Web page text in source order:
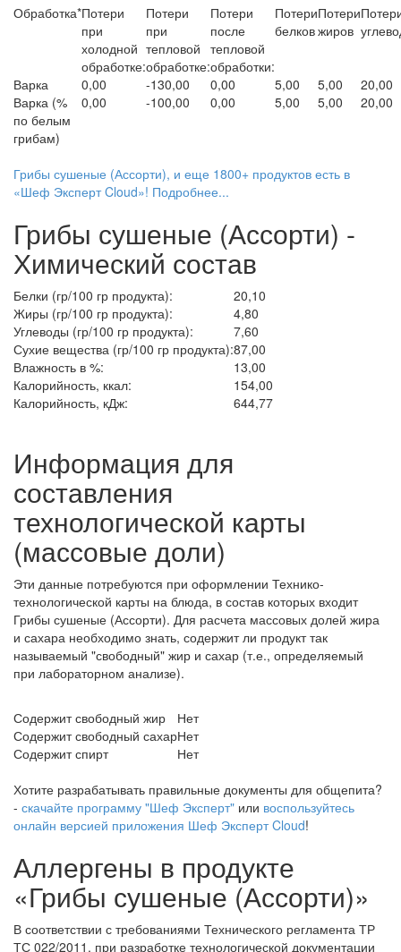
Обработка*Потери
при
холодной
обработке:
Потери
при
тепловой
обработке:
Потери
после
тепловой
обработки:
Потери
белков
Потери
жиров
Варка 0,00 -130,00 0,00 5,00 5,00
20,00
Варка (%
по белым
грибам)
0,00 -100,00 0,00 5,00 5,00 20,00
Грибы сушеные (Ассорти), и еще 1800+ продуктов есть в
«Шеф Эксперт Cloud»! Подробнее...
Грибы сушеные (Ассорти) -
Химический состав
Белки (гр/100 гр продукта):
20,10
Жиры (гр/100 гр продукта):
4,80
Углеводы (гр/100 гр продукта):
7,60
Сухие вещества (гр/100 гр продукта):87,00
Влажность в %:
13,00
Калорийность, ккал:
154,00
Калорийность, кДж:
644,77
Информация для
составления
технологической карты
(массовые доли)
Эти данные потребуются при оформлении Технико-
технологической карты на блюда, в состав которых входит
Грибы сушеные (Ассорти). Для расчета массовых долей жира
и сахара необходимо знать, содержит ли продукт так
называемый "свободный" жир и сахар (т.е., определяемый
при лабораторном анализе).
Содержит свободный жир
Нет
Содержит свободный сахарНет
Содержит спирт
Нет
Хотите разрабатывать правильные документы для общепита?
- скачайте программу "Шеф Эксперт" или воспользуйтесь
онлайн версией приложения Шеф Эксперт Cloud!
Аллергены в продукте
«Грибы сушеные (Ассорти)»
В соответствии с требованиями Технического регламента ТР
ТС 022/2011, при разработке технологической документации